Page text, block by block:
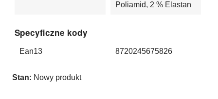
Poliamid, 2 % Elastan
Specyficzne kody
Ean13 8720245675826
Stan: Nowy produkt